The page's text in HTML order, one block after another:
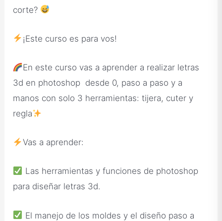
corte?
¡Este curso es para vos!
En este curso vas a aprender a realizar letras
3d en photoshop desde 0, paso a paso y a
manos con solo 3 herramientas: tijera, cuter y
regla
Vas a aprender:
Las herramientas y funciones de photoshop
para diseñar letras 3d.
El manejo de los moldes y el diseño paso a